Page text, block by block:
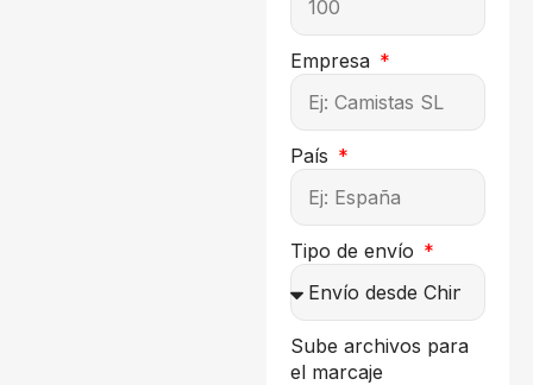
Empresa
País
Tipo de envío
Sube archivos para
el marcaje